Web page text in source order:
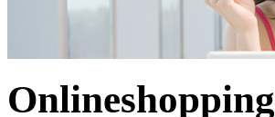
Onlineshopping